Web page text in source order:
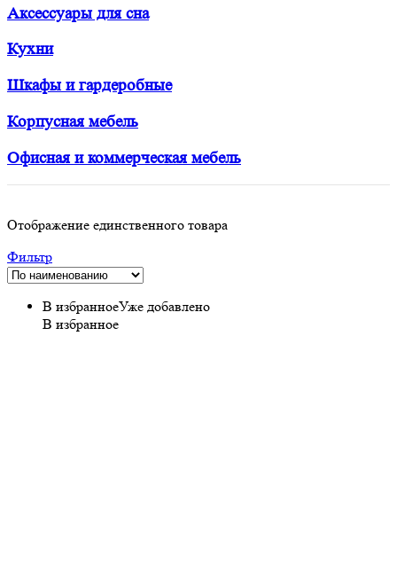
Аксессуары для сна
Кухни
Шкафы и гардеробные
Корпусная мебель
Офисная и коммерческая мебель
Отображение единственного товара
Фильтр
В избранноеУже добавлено
В избранное